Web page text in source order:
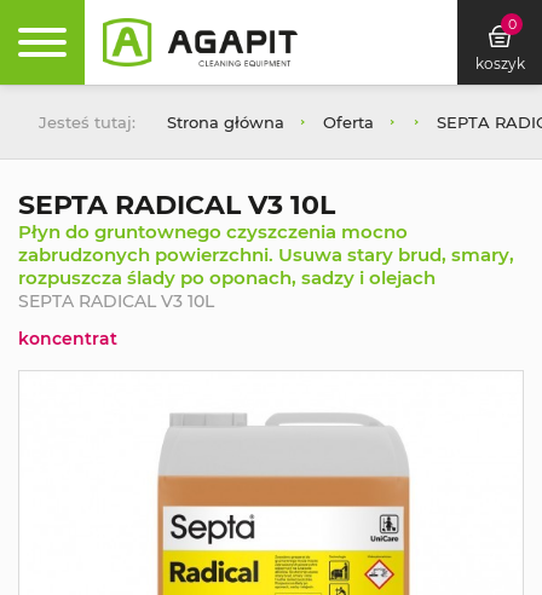
0
koszyk
Jesteś tutaj: Strona główna Oferta SEPTA
SEPTA RADICAL V3 10L
Płyn do gruntownego czyszczenia mocno
zabrudzonych powierzchni. Usuwa stary brud, smary,
rozpuszcza ślady po oponach, sadzy i olejach
SEPTA RADICAL V3 10L
koncentrat